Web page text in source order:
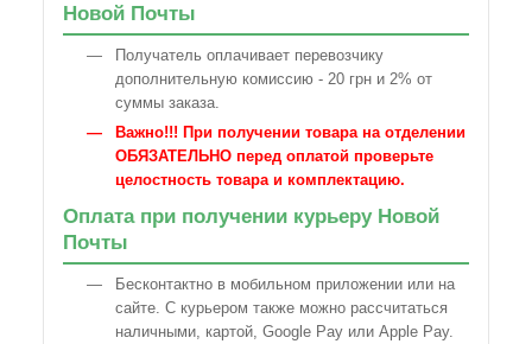
Новой Почты
Получатель оплачивает перевозчику
дополнительную комиссию - 20 грн и 2% от
суммы заказа.
Важно!!! При получении товара на отделении
ОБЯЗАТЕЛЬНО перед оплатой проверьте
целостность товара и комплектацию.
Оплата при получении курьеру Новой
Почты
Бесконтактно в мобильном приложении или на
сайте. С курьером также можно рассчитаться
наличными, картой, Google Pay или Apple Pay.